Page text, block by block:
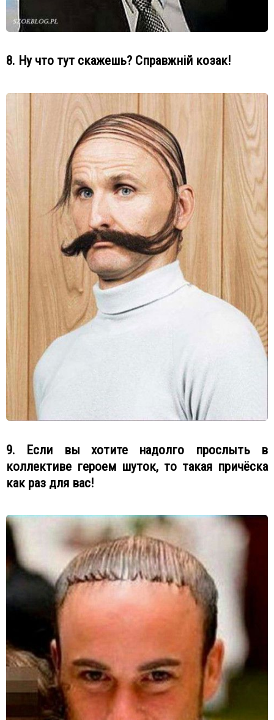
8. Ну что тут скажешь? Справжній козак!
9. Если вы хотите надолго прослыть в
коллективе героем шуток, то такая причёска
как раз для вас!